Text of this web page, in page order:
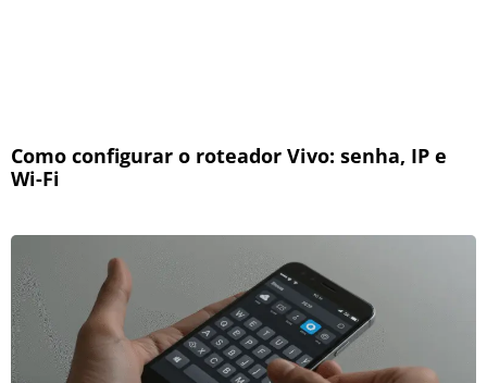
Como configurar o roteador Vivo: senha, IP e
Wi-Fi